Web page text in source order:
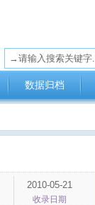
数据归档
2010-05-21
收录日期